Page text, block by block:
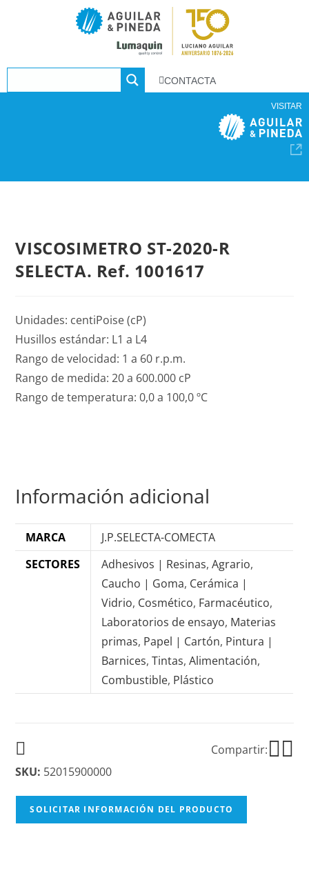
CONTACTA
VISITAR
VISCOSIMETRO ST-2020-R
SELECTA. Ref. 1001617
Unidades: centiPoise (cP)
Husillos estándar: L1 a L4
Rango de velocidad: 1 a 60 r.p.m.
Rango de medida: 20 a 600.000 cP
Rango de temperatura: 0,0 a 100,0 ºC
Información adicional
MARCA
J.P.SELECTA-COMECTA
SECTORES
Adhesivos | Resinas,Agrario,
Caucho | Goma, Cerámica |
Vidrio, Cosmético, Farmacéutico,
Laboratorios de ensayo, Materias
primas, Papel | Cartón, Pintura |
Barnices,Tintas,Alimentación,
Combustible, Plástico
Compartir:
SKU: 52015900000
SOLICITAR INFORMACIÓN DEL PRODUCTO